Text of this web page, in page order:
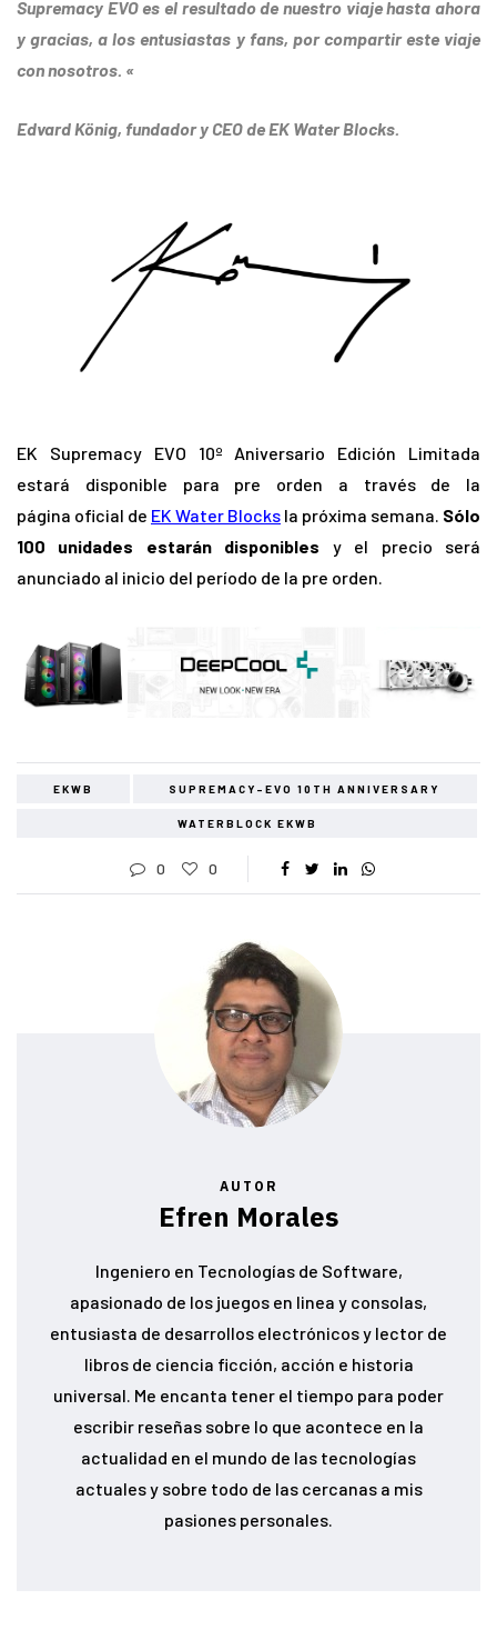
Supremacy EVO es el resultado de nuestro viaje hasta ahora
y gracias, a los entusiastas y fans, por compartir este viaje
con nosotros. «
Edvard König, fundador y CEO de EK Water Blocks.
EK Supremacy EVO 10º Aniversario Edición Limitada
estará disponible para pre orden a través de la
página oficial de EK Water Blocks la próxima semana. Sólo
100 unidades estarán disponibles y el precio será
anunciado al inicio del período de la pre orden.
EKWB SUPREMACY-EVO 10TH ANNIVERSARY
WATERBLOCK EKWB
0 0
AUTOR
Efren Morales
Ingeniero en Tecnologías de Software,
apasionado de los juegos en linea y consolas,
entusiasta de desarrollos electrónicos y lector de
libros de ciencia ficción, acción e historia
universal. Me encanta tener el tiempo para poder
escribir reseñas sobre lo que acontece en la
actualidad en el mundo de las tecnologías
actuales y sobre todo de las cercanas a mis
pasiones personales.